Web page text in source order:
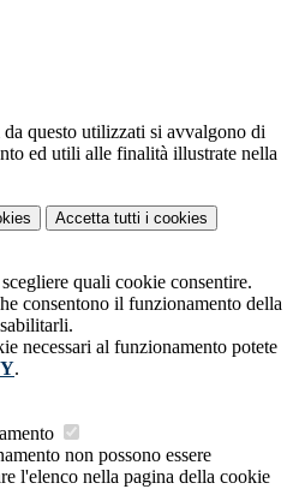
questo utilizzati si avvalgono di
ed utili alle finalità illustrate nella
Accetta tutti i cookies
quali cookie consentire.
consentono il funzionamento della
necessari al funzionamento potete
.
non possono essere
l'elenco nella pagina della cookie